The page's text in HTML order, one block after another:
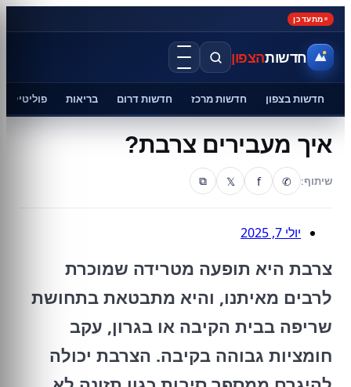
מתעדכן
חדשותהצפון
חדשות בצפון חדשות מרכז חדשות דרום בריאות פוליטיקה
איך מעבירים צרבת?
שיתוף: ✆
f
𝕏
⧉
יולי 7, 2025
צרבת היא תופעה מטרידה שמוכרת
לרבים מאיתנו, והיא מתבטאת בתחושת
שריפה בבית הקיבה או בגרון, עקב
חומציות גבוהה בקיבה. הצרבת יכולה